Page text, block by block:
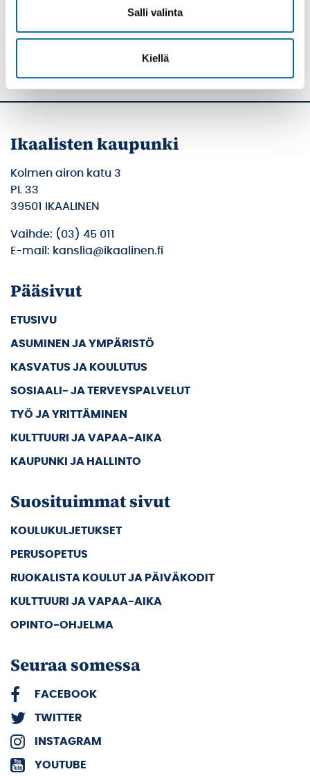
Salli valinta
Kiellä
Jaa
Ikaalisten kaupunki
Kolmen airon katu 3
PL 33
39501 IKAALINEN
Vaihde: (03) 45 011
E-mail: kanslia@ikaalinen.fi
Pääsivut
ETUSIVU
ASUMINEN JA YMPÄRISTÖ
KASVATUS JA KOULUTUS
SOSIAALI- JA TERVEYSPALVELUT
TYÖ JA YRITTÄMINEN
KULTTUURI JA VAPAA-AIKA
KAUPUNKI JA HALLINTO
Suosituimmat sivut
KOULUKULJETUKSET
PERUSOPETUS
RUOKALISTA KOULUT JA PÄIVÄKODIT
KULTTUURI JA VAPAA-AIKA
OPINTO-OHJELMA
Seuraa somessa
FACEBOOK
TWITTER
INSTAGRAM
YOUTUBE